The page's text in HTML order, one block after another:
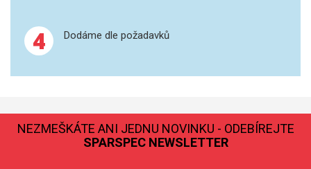
AFM SONDY
SNOM
KALIBRACE
4 Dodáme dle požadavků
NEZMEŠKÁTE ANI JEDNU NOVINKU - ODEBÍREJTE
SPARSPEC NEWSLETTER